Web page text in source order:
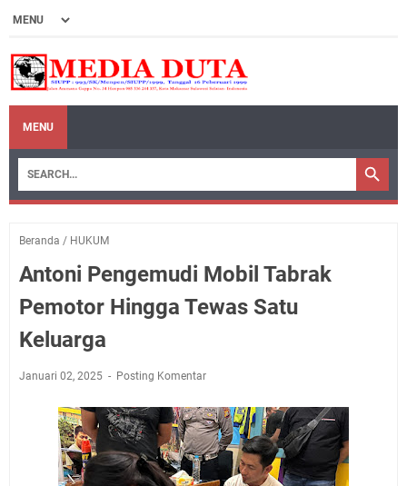
MENU
Beranda / HUKUM
Antoni Pengemudi Mobil Tabrak
Pemotor Hingga Tewas Satu
Keluarga
Januari 02, 2025 Posting Komentar